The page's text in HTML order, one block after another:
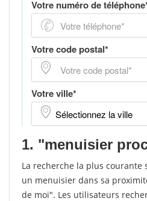
1. "menuisier
La recherche la plus courante
un menuisier dans sa
de moi". Les utilisateurs